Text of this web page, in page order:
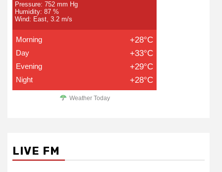
Pressure: 752 mm Hg
Humidity: 87 %
Wind: East, 3.2 m/s
Morning +28°C
Day +33°C
Evening +29°C
Night +28°C
Weather Today
LIVE FM